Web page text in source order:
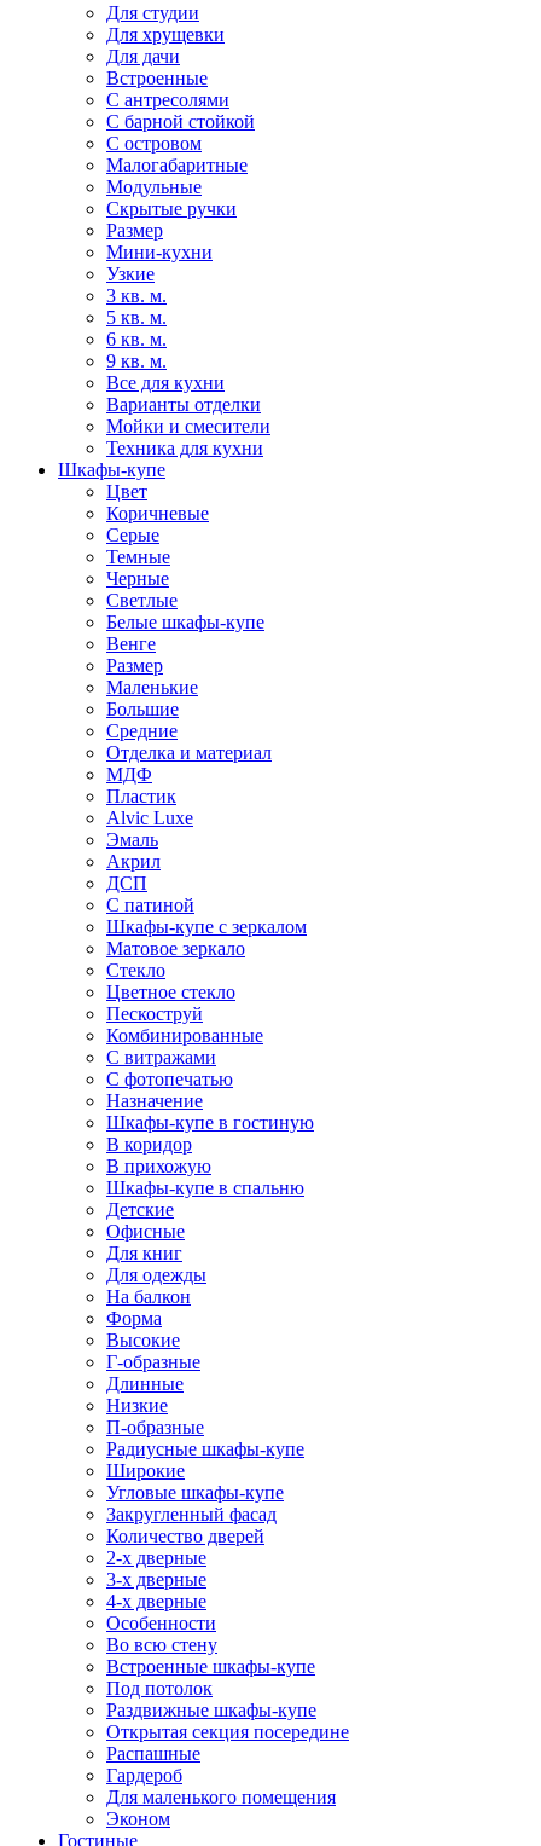
Для студии
Для хрущевки
Для дачи
Встроенные
С антресолями
С барной стойкой
С островом
Малогабаритные
Модульные
Скрытые ручки
Размер
Мини-кухни
Узкие
3 кв. м.
5 кв. м.
6 кв. м.
9 кв. м.
Все для кухни
Варианты отделки
Мойки и смесители
Техника для кухни
Шкафы-купе
Цвет
Коричневые
Серые
Темные
Черные
Светлые
Белые шкафы-купе
Венге
Размер
Маленькие
Большие
Средние
Отделка и материал
МДФ
Пластик
Alvic Luxe
Эмаль
Акрил
ДСП
С патиной
Шкафы-купе с зеркалом
Матовое зеркало
Стекло
Цветное стекло
Пескоструй
Комбинированные
С витражами
С фотопечатью
Назначение
Шкафы-купе в гостиную
В коридор
В прихожую
Шкафы-купе в спальню
Детские
Офисные
Для книг
Для одежды
На балкон
Форма
Высокие
Г-образные
Длинные
Низкие
П-образные
Радиусные шкафы-купе
Широкие
Угловые шкафы-купе
Закругленный фасад
Количество дверей
2-х дверные
3-х дверные
4-х дверные
Особенности
Во всю стену
Встроенные шкафы-купе
Под потолок
Раздвижные шкафы-купе
Открытая секция посередине
Распашные
Гардероб
Для маленького помещения
Эконом
Гостиные